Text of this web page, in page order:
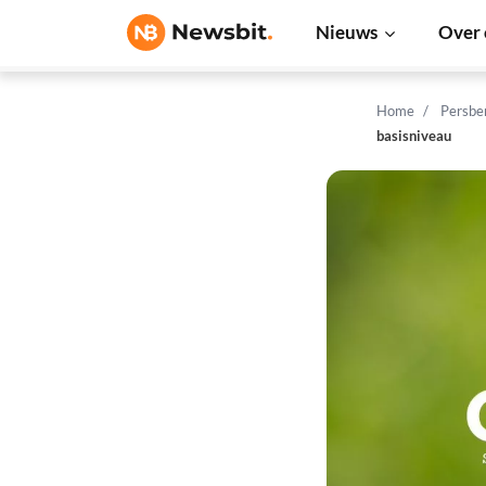
Nieuws Over
Home
basisniveau